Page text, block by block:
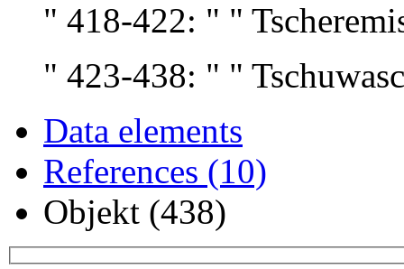
" 418-422: " "
" 423-438: " "
Data elements
References (10)
Objekt (438)